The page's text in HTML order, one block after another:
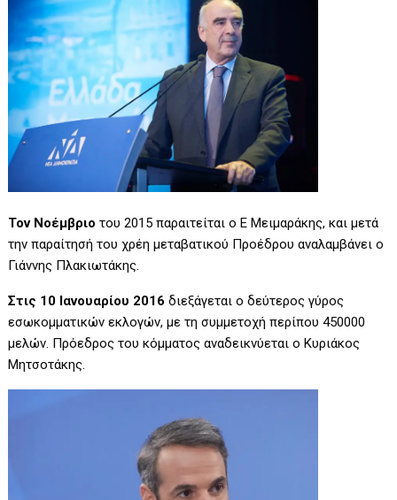
Τον Νοέμβριο του 2015 παραιτείται ο Ε Μειμαράκης, και μετά
την παραίτησή του χρέη μεταβατικού Προέδρου αναλαμβάνει ο
Γιάννης Πλακιωτάκης.
Στις 10 Ιανουαρίου 2016διεξάγεται ο δεύτερος γύρος
εσωκομματικών εκλογών, με τη συμμετοχή περίπου 450000
μελών. Πρόεδρος του κόμματος αναδεικνύεται ο Κυριάκος
Μητσοτάκης.